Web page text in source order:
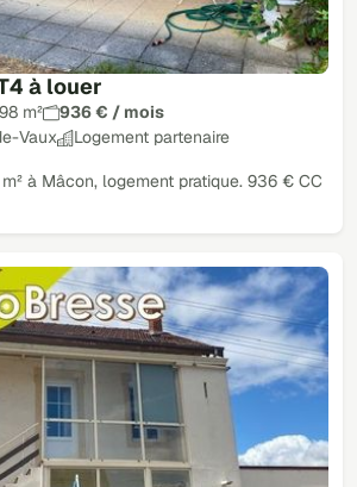
à louer
98 m²
936 € / mois
Vaux
Logement partenaire
à Mâcon, logement pratique. 936 € CC